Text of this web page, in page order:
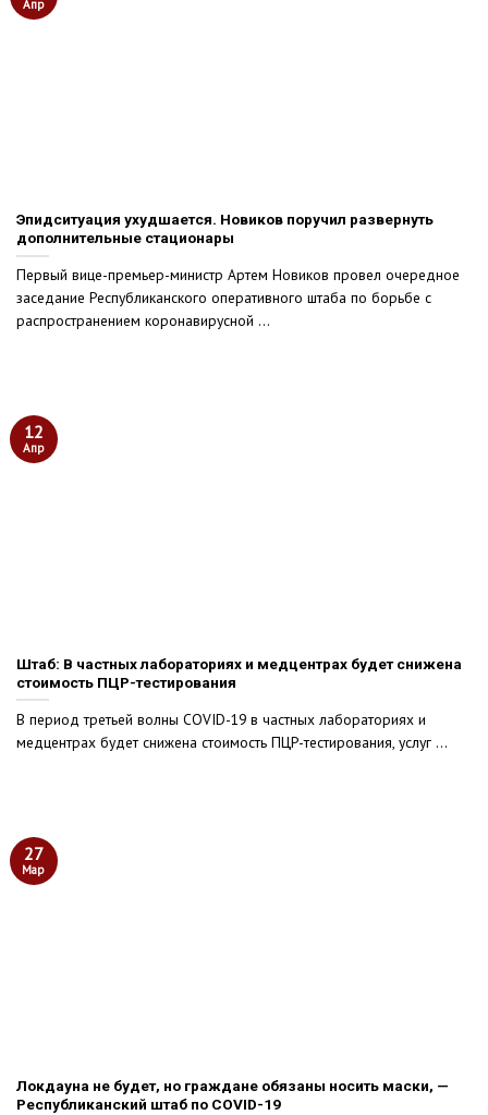
Эпидситуация ухудшается. Новиков поручил развернуть
дополнительные стационары
Первый вице-премьер-министр Артем Новиков провел очередное
заседание Республиканского оперативного штаба по борьбе с
распространением коронавирусной ...
Апр
Штаб: В частных лабораториях и медцентрах будет снижена
стоимость ПЦР-тестирования
В период третьей волны COVID-19 в частных лабораториях и
медцентрах будет снижена стоимость ПЦР-тестирования, услуг ...
12
Апр
Локдауна не будет, но граждане обязаны носить маски, —
Республиканский штаб по COVID-19
27
Мар